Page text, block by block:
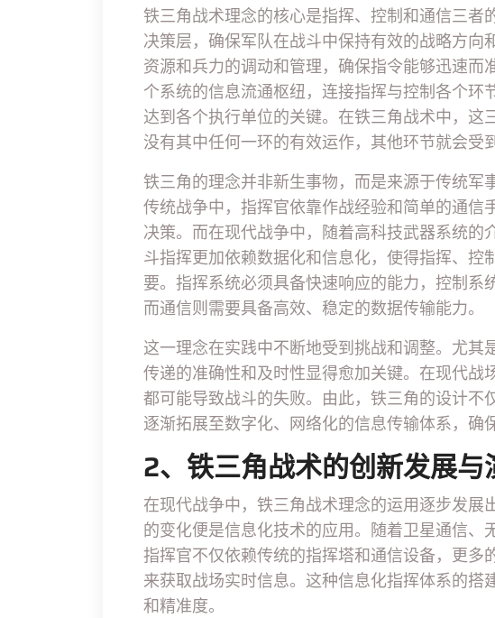
铁三角战术理念的核心是指挥、控制和通信三者
决策层，确保军队在战斗中保持有效的战略方向
资源和兵力的调动和管理，确保指令能够迅速而
个系统的信息流通枢纽，连接指挥与控制各个环
达到各个执行单位的关键。在铁三角战术中，这
没有其中任何一环的有效运作，其他环节就会受
铁三角的理念并非新生事物，而是来源于传统军
传统战争中，指挥官依靠作战经验和简单的通信
决策。而在现代战争中，随着高科技武器系统的
斗指挥更加依赖数据化和信息化，使得指挥、控
要。指挥系统必须具备快速响应的能力，控制系
而通信则需要具备高效、稳定的数据传输能力。
这一理念在实践中不断地受到挑战和调整。尤其
传递的准确性和及时性显得愈加关键。在现代战
都可能导致战斗的失败。由此，铁三角的设计不
逐渐拓展至数字化、网络化的信息传输体系，确
2、铁三角战术的创新发展与
在现代战争中，铁三角战术理念的运用逐步发展
的变化便是信息化技术的应用。随着卫星通信、
指挥官不仅依赖传统的指挥塔和通信设备，更多
来获取战场实时信息。这种信息化指挥体系的搭
和精准度。